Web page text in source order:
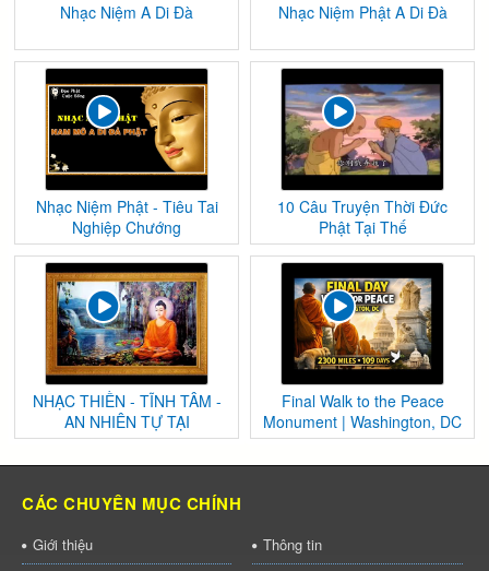
Nhạc Niệm A Di Đà Nhạc Niệm Phật A Di Đà
Nhạc Niệm Phật - Tiêu Tai
Nghiệp Chướng
10 Câu Truyện Thời Đức
Phật Tại Thế
NHẠC THIỀN - TĨNH TÂM -
AN NHIÊN TỰ TẠI
Final Walk to the Peace
Monument | Washington, DC
CÁC CHUYÊN MỤC CHÍNH
Giới thiệu
Thông tin